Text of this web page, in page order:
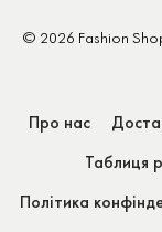
© 2026 Fashion
Про нас
Таблиця
Політика